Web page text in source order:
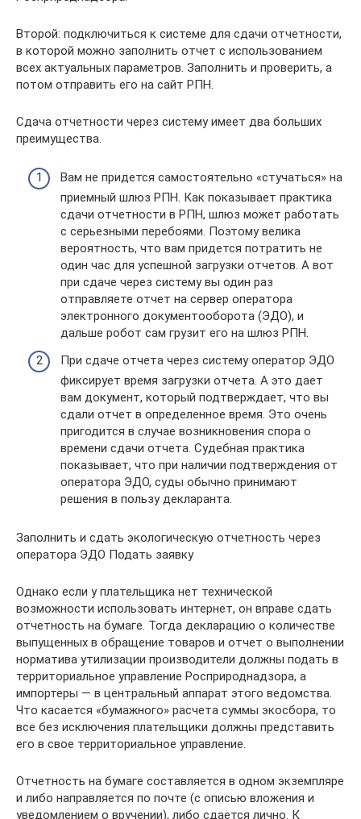
Второй: подключиться к системе для сдачи отчетности,
в которой можно заполнить отчет с использованием
всех актуальных параметров. Заполнить и проверить, а
потом отправить его на сайт РПН.
Сдача отчетности через систему имеет два больших
преимущества.
Вам не придется самостоятельно «стучаться» на
приемный шлюз РПН. Как показывает практика
сдачи отчетности в РПН, шлюз может работать
с серьезными перебоями. Поэтому велика
вероятность, что вам придется потратить не
один час для успешной загрузки отчетов. А вот
при сдаче через систему вы один раз
отправляете отчет на сервер оператора
электронного документооборота (ЭДО), и
дальше робот сам грузит его на шлюз РПН.
При сдаче отчета через систему оператор ЭДО
фиксирует время загрузки отчета. А это дает
вам документ, который подтверждает, что вы
сдали отчет в определенное время. Это очень
пригодится в случае возникновения спора о
времени сдачи отчета. Судебная практика
показывает, что при наличии подтверждения от
оператора ЭДО, суды обычно принимают
решения в пользу декларанта.
Заполнить и сдать экологическую отчетность через
оператора ЭДО Подать заявку
Однако если у плательщика нет технической
возможности использовать интернет, он вправе сдать
отчетность на бумаге. Тогда декларацию о количестве
выпущенных в обращение товаров и отчет о выполнении
норматива утилизации производители должны подать в
территориальное управление Росприроднадзора, а
импортеры — в центральный аппарат этого ведомства.
Что касается «бумажного» расчета суммы экосбора, то
все без исключения плательщики должны представить
его в свое территориальное управление.
Отчетность на бумаге составляется в одном экземпляре
и либо направляется по почте (с описью вложения и
уведомлением о вручении), либо сдается лично. К